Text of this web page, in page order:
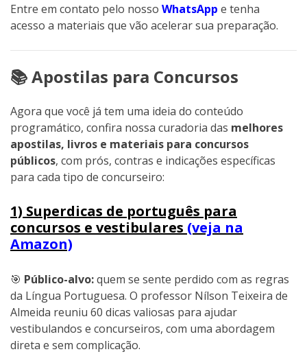
Entre em contato pelo nosso WhatsApp e tenha
acesso a materiais que vão acelerar sua preparação.
📚 Apostilas para Concursos
Agora que você já tem uma ideia do conteúdo
programático, confira nossa curadoria das melhores
apostilas, livros e materiais para concursos
públicos, com prós, contras e indicações específicas
para cada tipo de concurseiro:
1) Superdicas de português para
concursos e vestibulares (veja na
Amazon)
🎯 Público-alvo:quem se sente perdido com as regras
da Língua Portuguesa. O professor Nílson Teixeira de
Almeida reuniu 60 dicas valiosas para ajudar
vestibulandos e concurseiros, com uma abordagem
direta e sem complicação.